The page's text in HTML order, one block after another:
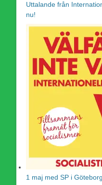
Uttalande från
nu!
1 maj med SP i Göteborg